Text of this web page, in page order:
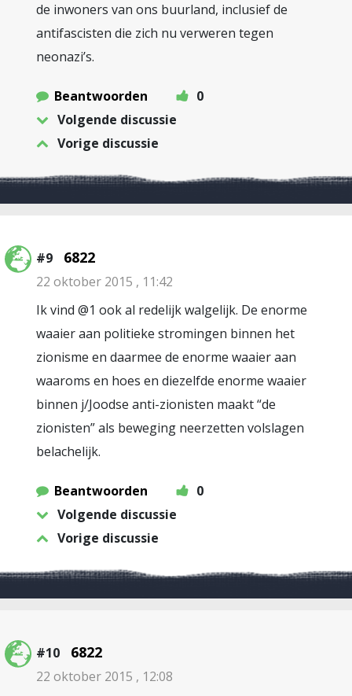
de inwoners van ons buurland, inclusief de
antifascisten die zich nu verweren tegen
neonazi’s.
Beantwoorden
0
Volgende discussie
Vorige discussie
#9 6822
22 oktober 2015 , 11:42
Ik vind @1 ook al redelijk walgelijk. De enorme
waaier aan politieke stromingen binnen het
zionisme en daarmee de enorme waaier aan
waaroms en hoes en diezelfde enorme waaier
binnen j/Joodse anti-zionisten maakt “de
zionisten” als beweging neerzetten volslagen
belachelijk.
Beantwoorden
0
Volgende discussie
Vorige discussie
#10 6822
22 oktober 2015 , 12:08